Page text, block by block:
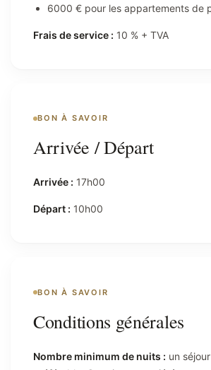
6000 € pour les appartements de
Frais de service : 10 % + TVA
BON À SAVOIR
Arrivée / Départ
Arrivée : 17h00
Départ : 10h00
BON À SAVOIR
Conditions générales
Nombre minimum de nuits : un